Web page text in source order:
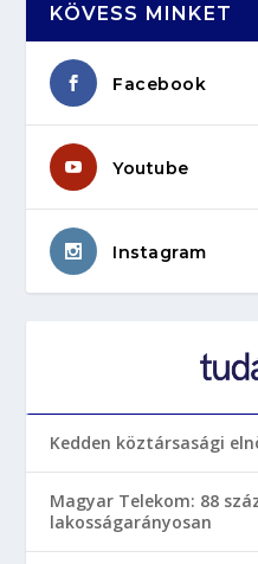
KÖVESS MINKET
Facebook
Youtube
Instagram
Kedden köztársasági
Magyar Telekom: 88
lakosságarányosan